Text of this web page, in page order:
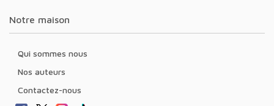
Notre maison
Qui sommes nous
Nos auteurs
Contactez-nous